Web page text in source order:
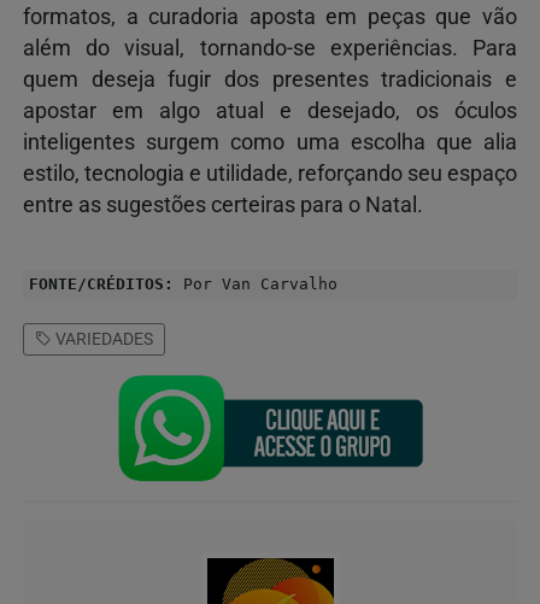
formatos, a curadoria aposta em peças que vão
além do visual, tornando-se experiências. Para
quem deseja fugir dos presentes tradicionais e
apostar em algo atual e desejado, os óculos
inteligentes surgem como uma escolha que alia
estilo, tecnologia e utilidade, reforçando seu espaço
entre as sugestões certeiras para o Natal.
FONTE/CRÉDITOS: Por Van Carvalho
VARIEDADES